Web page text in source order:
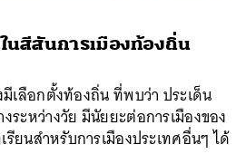
นสีสันการเมืองท้องถิ่น
มีเลือกตั้งท้องถิ่น ที่พบว่า ประเด็น
งระหว่างวัย มีนัยยะต่อการเมืองของ
ยนสำหรับการเมืองประเทศอื่นๆ ได้